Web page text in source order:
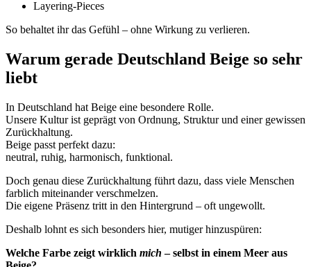
Layering-Pieces
So behaltet ihr das Gefühl – ohne Wirkung zu verlieren.
Warum gerade Deutschland Beige so sehr
liebt
In Deutschland hat Beige eine besondere Rolle.
Unsere Kultur ist geprägt von Ordnung, Struktur und einer gewissen
Zurückhaltung.
Beige passt perfekt dazu:
neutral, ruhig, harmonisch, funktional.
Doch genau diese Zurückhaltung führt dazu, dass viele Menschen
farblich miteinander verschmelzen.
Die eigene Präsenz tritt in den Hintergrund – oft ungewollt.
Deshalb lohnt es sich besonders hier, mutiger hinzuspüren:
Welche Farbe zeigt wirklich mich – selbst in einem Meer aus